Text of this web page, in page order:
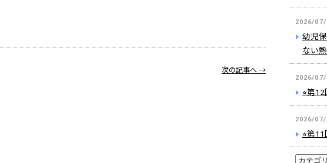
次の記事へ →
2026/07/
幼児
ない
2026/07/
⭐︎第
2026/07/
⭐︎第